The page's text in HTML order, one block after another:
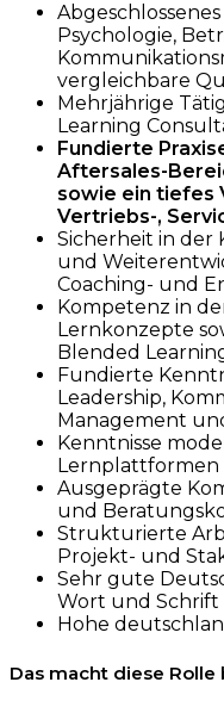
Psychologie,
vergleichbare
Mehrjährige
Learning
Fundierte
Aftersales-
sowie ein tiefes
Vertriebs-,
Sicherheit in
und
Coaching- und
Kompetenz in
Lernkonzepte
Blended
Fundierte
Leadership,
Management
Kenntnisse
Lernplattformen
Ausgeprägte
und
Strukturierte
Projekt- und
Sehr gute
Wort und Schrift
Hohe
Das macht diese Rolle